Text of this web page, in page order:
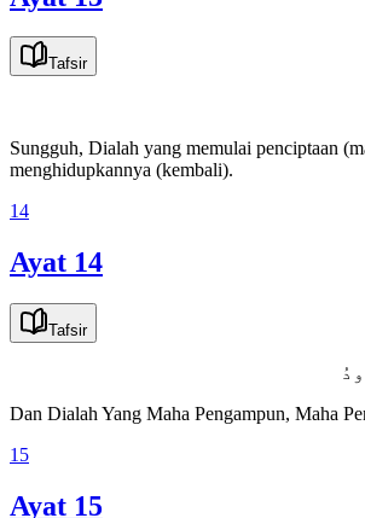
Tafsir
Sungguh, Dialah yang memulai penciptaan
menghidupkannya (kembali).
14
Ayat 14
Tafsir
Dan Dialah Yang Maha Pengampun, Maha
15
Ayat 15